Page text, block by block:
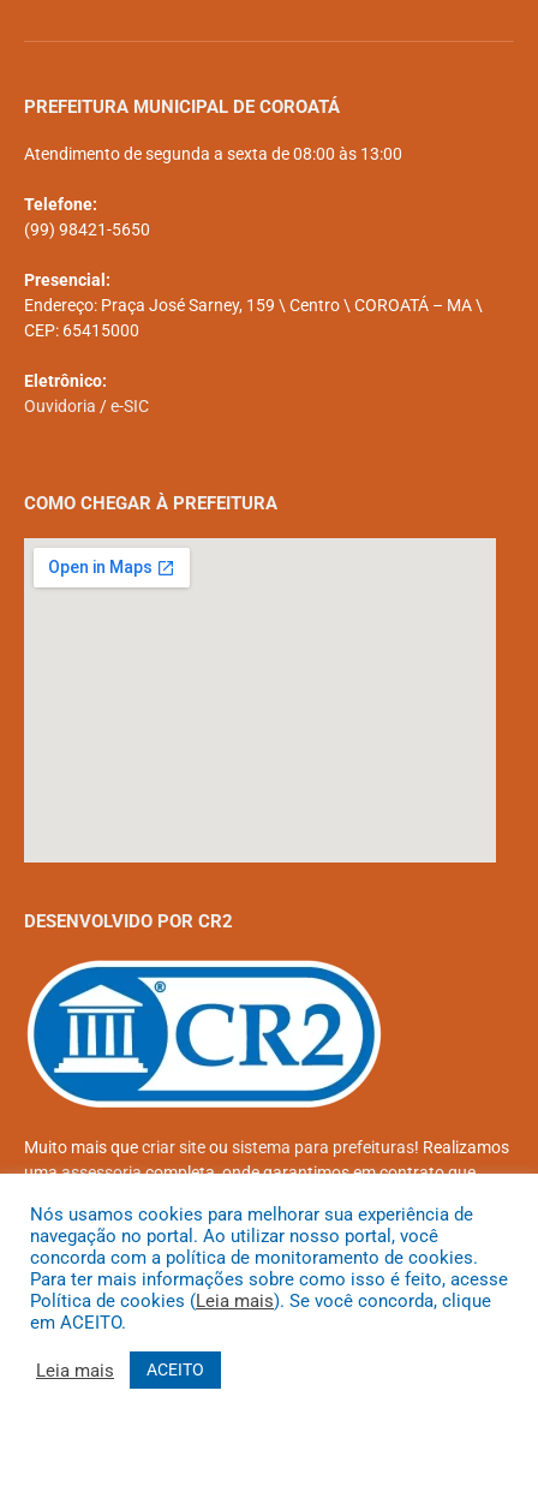
PREFEITURA MUNICIPAL DE COROATÁ
Atendimento de segunda a sexta de 08:00 às 13:00
Telefone:
(99) 98421-5650
Presencial:
Endereço: Praça José Sarney, 159 \ Centro \ COROATÁ – MA \
CEP: 65415000
Eletrônico:
Ouvidoria /e-SIC
COMO CHEGAR À PREFEITURA
DESENVOLVIDO POR CR2
Muito mais quecriar siteou sistema para prefeituras! Realizamos
umaassessoriacompleta, onde garantimos em contrato que
atendidas.
Conheça oPNTPe oRadar da Transparência Pública
Todos os direitos reservados a Prefeitura Municipal de Coroatá
Nós usamos cookies para melhorar sua experiência de
navegação no portal. Ao utilizar nosso portal, você
concorda com a política de monitoramento de cookies.
Para ter mais informações sobre como isso é feito, acesse
Política de cookies (Leia mais). Se você concorda, clique
em ACEITO.
Leia mais ACEITO